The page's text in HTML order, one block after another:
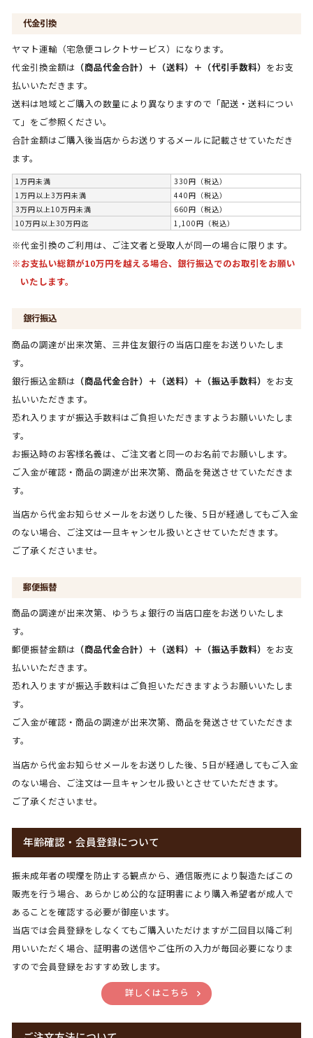
代金引換
ヤマト運輸（宅急便コレクトサービス）になります。
代金引換金額は （商品代金合計）＋（送料）＋（代引手数料） をお支
払いいただきます。
送料は地域とご購入の数量により異なりますので「配送・送料につい
て」をご参照ください。
合計金額はご購入後当店からお送りするメールに記載させていただき
ます。
1万円未満
330円（税込）
1万円以上3万円未満
440円（税込）
3万円以上10万円未満
660円（税込）
10万円以上30万円迄
1,100円（税込）
※代金引換のご利用は、ご注文者と受取人が同一の場合に限ります。
※お支払い総額が10万円を越える場合、銀行振込でのお取引をお願い
いたします。
銀行振込
商品の調達が出来次第、三井住友銀行の当店口座をお送りいたしま
す。
銀行振込金額は （商品代金合計）＋（送料）＋（振込手数料） をお支
払いいただきます。
恐れ入りますが振込手数料はご負担いただきますようお願いいたしま
す。
お振込時のお客様名義は、ご注文者と同一のお名前でお願いします。
ご入金が確認・商品の調達が出来次第、商品を発送させていただきま
す。
当店から代金お知らせメールをお送りした後、5日が経過してもご入金
のない場合、ご注文は一旦キャンセル扱いとさせていただきます。
ご了承くださいませ。
郵便振替
商品の調達が出来次第、ゆうちょ銀行の当店口座をお送りいたしま
す。
郵便振替金額は （商品代金合計）＋（送料）＋（振込手数料） をお支
払いいただきます。
恐れ入りますが振込手数料はご負担いただきますようお願いいたしま
す。
ご入金が確認・商品の調達が出来次第、商品を発送させていただきま
す。
当店から代金お知らせメールをお送りした後、5日が経過してもご入金
のない場合、ご注文は一旦キャンセル扱いとさせていただきます。
ご了承くださいませ。
年齢確認・会員登録について
振未成年者の喫煙を防止する観点から、通信販売により製造たばこの
販売を行う場合、あらかじめ公的な証明書により購入希望者が成人で
あることを確認する必要が御座います。
当店では会員登録をしなくてもご購入いただけますが二回目以降ご利
用いいただく場合、証明書の送信やご住所の入力が毎回必要になりま
すので会員登録をおすすめ致します。
詳しくはこちら